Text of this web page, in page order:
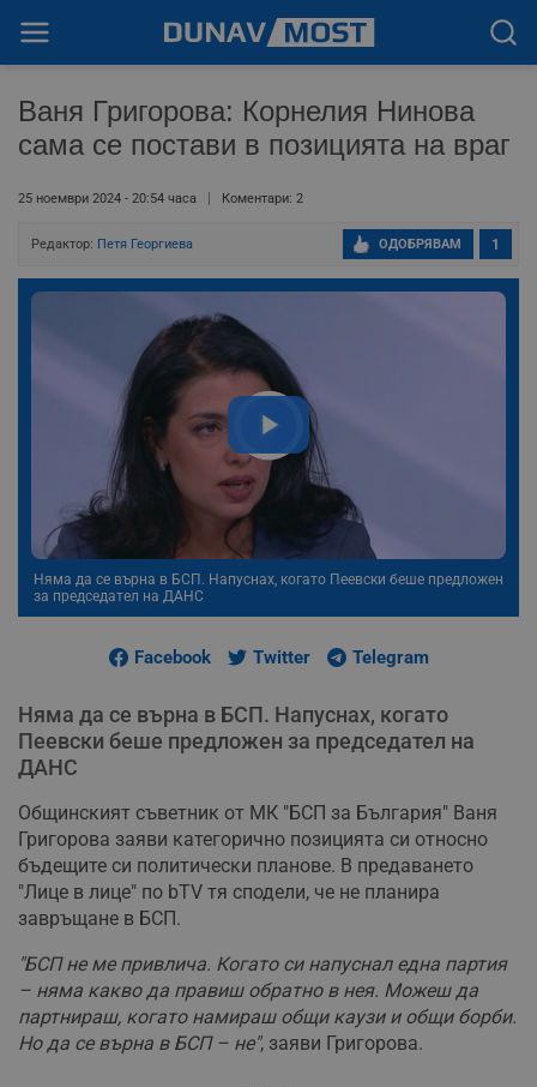
Ваня Григорова: Корнелия Нинова
сама се постави в позицията на враг
25 ноември 2024 - 20:54 часа Коментари: 2
Редактор: Петя Георгиева 1
ОДОБРЯВАМ
Няма да се върна в БСП. Напуснах, когато Пеевски беше предложен
за председател на ДАНС
Facebook Twitter Telegram
Няма да се върна в БСП. Напуснах, когато
Пеевски беше предложен за председател на
ДАНС
Общинският съветник от МК "БСП за България" Ваня
Григорова заяви категорично позицията си относно
бъдещите си политически планове. В предаването
"Лице в лице" по bTV тя сподели, че не планира
завръщане в БСП.
"БСП не ме привлича. Когато си напуснал една партия
– няма какво да правиш обратно в нея. Можеш да
партнираш, когато намираш общи каузи и общи борби.
Но да се върна в БСП – не", заяви Григорова.